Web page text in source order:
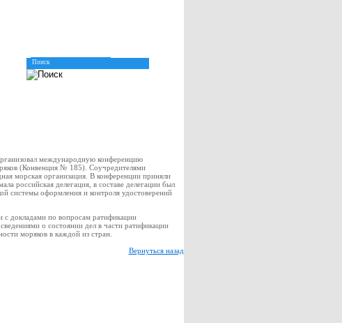
международную конференцию
(Конвенция № 185). Соучредителями
морская организация. В конференции приняли
российская делегация, в составе делегации был
системы оформления и контроля удостоверений
докладами по вопросам ратификации
о состоянии дел в части ратификации
моряков в каждой из стран.
Вернуться назад